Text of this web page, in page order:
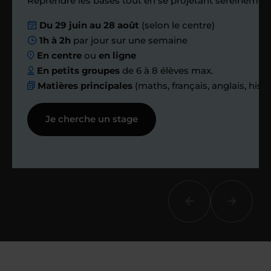
Nous planifions
ensemble des
échanges réguliers
Afin de suivre le travail et les progrès
réalisés, votre enseignant et moi-
même vous proposons des points et
Du 29 juin au 28 août (selon le centre)
1h à 2h par jour sur une semaine
En centre ouen ligne
En petits groupes de 6 à 8 élèves max.
Matières principales (maths, français, anglais,
Je cherche un stage